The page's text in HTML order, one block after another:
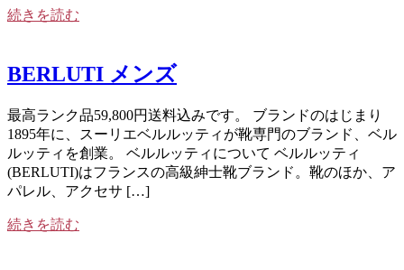
続きを読む
BERLUTI メンズ
最高ランク品59,800円送料込みです。 ブランドのはじまり
1895年に、スーリエベルルッティが靴専門のブランド、ベル
ルッティを創業。 ベルルッティについて ベルルッティ
(BERLUTI)はフランスの高級紳士靴ブランド。靴のほか、ア
パレル、アクセサ […]
続きを読む